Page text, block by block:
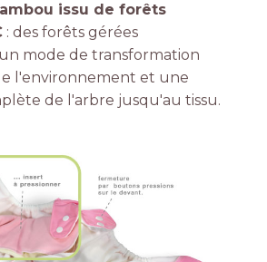
issu de forêts
: des forêts gérées
mode de transformation
l'environnement et une
de l'arbre jusqu'au tissu.